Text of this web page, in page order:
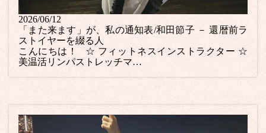
2026/06/12
「また来ます」が、私の通知表/和田節子 － 還暦前ラ
ストイヤーを綴る人
こんにちは！ ☆ フィットネスインストラクター ☆
美温活リンパストレッチマ…